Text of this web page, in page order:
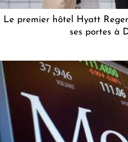
Le premier hôtel Hyatt
ses portes à